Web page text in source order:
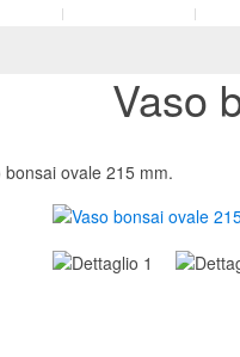
Vaso
bonsai ovale 215 mm.